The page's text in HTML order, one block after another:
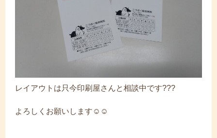
レイアウトは只今印刷屋さんと相談中です???
よろしくお願いします☺☺